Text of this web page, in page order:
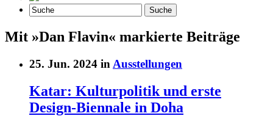
Mit »Dan Flavin« markierte Beiträge
25. Jun. 2024 in Ausstellungen
Katar: Kulturpolitik und erste
Design-Biennale in Doha